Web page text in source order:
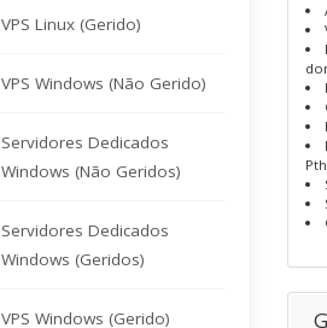
VPS Linux (Gerido)
VPS Windows (Não Gerido)
Servidores Dedicados
Windows (Não Geridos)
Servidores Dedicados
Windows (Geridos)
VPS Windows (Gerido)